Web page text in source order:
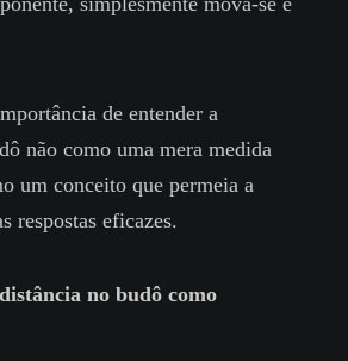
de entender a
não como uma mera medida
um conceito que permeia a
respostas eficazes.
no budô como